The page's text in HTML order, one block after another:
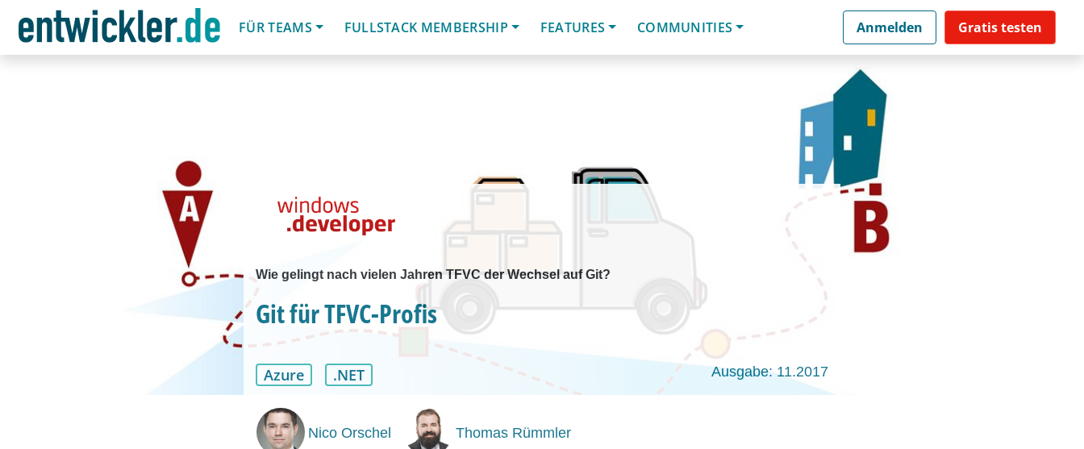
FÜR TEAMS
FULLSTACK MEMBERSHIP FEATURES COMMUNITIES Anmelden Gratis testen
Wie gelingt nach vielen Jahren TFVC der Wechsel auf Git?
Git für TFVC-Profis
Azure .NET Ausgabe: 11.2017
Nico Orschel Thomas Rümmler